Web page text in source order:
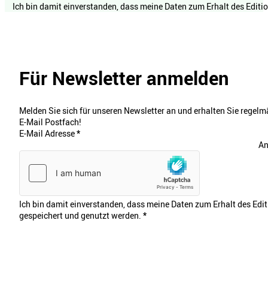
Ich bin damit einverstanden, dass meine Daten zum Erhalt des
Für Newsletter anmelden
Melden Sie sich für unseren Newsletter an und erhalten Sie
E-Mail Postfach!
E-Mail Adresse*
Ich bin damit einverstanden, dass meine Daten zum Erhalt des
gespeichert und genutzt werden. *